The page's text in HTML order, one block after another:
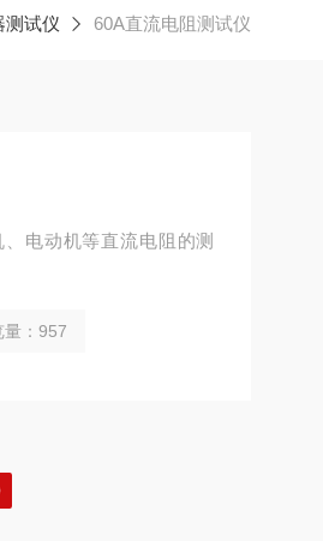
测试仪 60A直流电阻测试仪
电动机等直流电阻的测
量：957